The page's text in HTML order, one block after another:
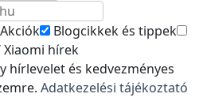
Akciók
Blogcikkek és tippek
Xiaomi hírek
hírlevelet és kedvezményes
Adatkezelési tájékoztató